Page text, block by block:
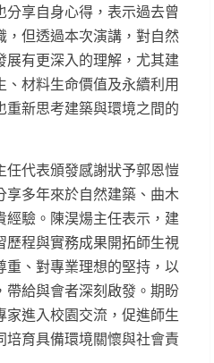
享自身心得，表示過去曾
但透過本次演講，對自然
有更深入的理解，尤其建
材料生命價值及永續利用
新思考建築與環境之間的
任代表頒發感謝狀予郭恩愷
享多年來於自然建築、曲木
驗。陳淏煬主任表示，建
程與實務成果開拓師生視
重、對專業理想的堅持，以
帶給與會者深刻啟發。期盼
進入校園交流，促進師生
育具備環境關懷與社會責